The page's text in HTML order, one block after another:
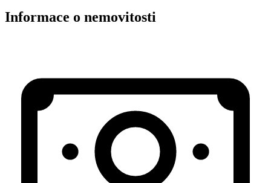
Informace o nemovitosti